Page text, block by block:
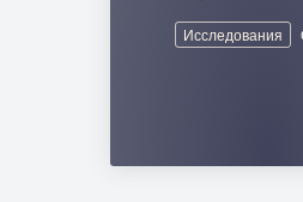
Исследования